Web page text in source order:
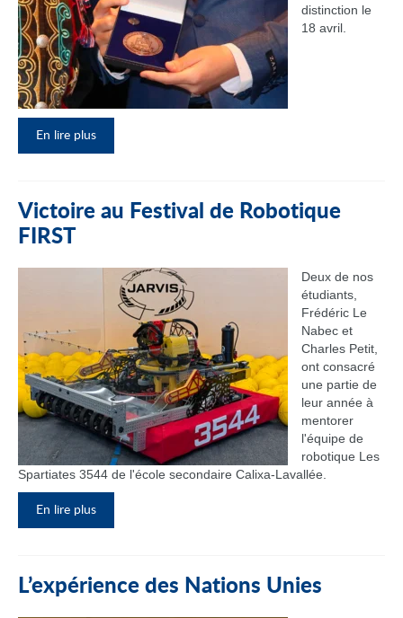
distinction le
18 avril.
En lire plus
Victoire au Festival de Robotique
FIRST
Deux de nos
étudiants,
Frédéric Le
Nabec et
Charles Petit,
ont consacré
une partie de
leur année à
mentorer
l'équipe de
robotique Les
Spartiates 3544 de l'école secondaire Calixa-Lavallée.
En lire plus
L’expérience des Nations Unies